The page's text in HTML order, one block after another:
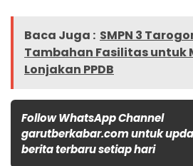
Baca Juga : SMPN 3
Tambahan Fasilitas untuk
Lonjakan PPDB
Follow WhatsApp Channel
garutberkabar.com untuk
berita terbaru setiap hari